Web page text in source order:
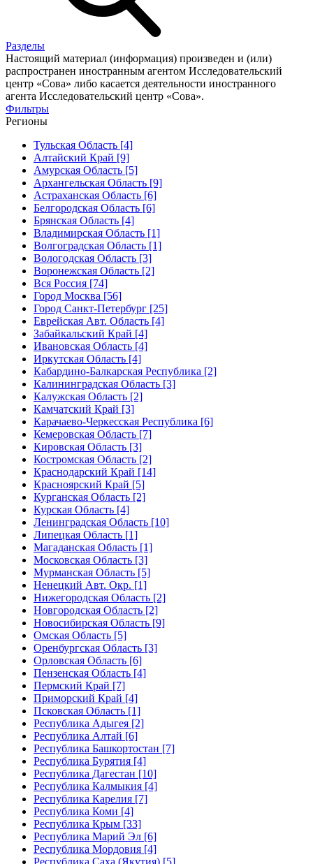
Разделы
Настоящий материал (информация) произведен и (или)
распространен иностранным агентом Исследовательский
центр «Сова» либо касается деятельности иностранного
агента Исследовательский центр «Сова».
Фильтры
Регионы
Тульская Область [4]
Алтайский Край [9]
Амурская Область [5]
Архангельская Область [9]
Астраханская Область [6]
Белгородская Область [6]
Брянская Область [4]
Владимирская Область [1]
Волгоградская Область [1]
Вологодская Область [3]
Воронежская Область [2]
Вся Россия [74]
Город Москва [56]
Город Санкт-Петербург [25]
Еврейская Авт. Область [4]
Забайкальский Край [4]
Ивановская Область [4]
Иркутская Область [4]
Кабардино-Балкарская Республика [2]
Калининградская Область [3]
Калужская Область [2]
Камчатский Край [3]
Карачаево-Черкесская Республика [6]
Кемеровская Область [7]
Кировская Область [3]
Костромская Область [2]
Краснодарский Край [14]
Красноярский Край [5]
Курганская Область [2]
Курская Область [4]
Ленинградская Область [10]
Липецкая Область [1]
Магаданская Область [1]
Московская Область [3]
Мурманская Область [5]
Ненецкий Авт. Окр. [1]
Нижегородская Область [2]
Новгородская Область [2]
Новосибирская Область [9]
Омская Область [5]
Оренбургская Область [3]
Орловская Область [6]
Пензенская Область [4]
Пермский Край [7]
Приморский Край [4]
Псковская Область [1]
Республика Адыгея [2]
Республика Алтай [6]
Республика Башкортостан [7]
Республика Бурятия [4]
Республика Дагестан [10]
Республика Калмыкия [4]
Республика Карелия [7]
Республика Коми [4]
Республика Крым [33]
Республика Марий Эл [6]
Республика Мордовия [4]
Республика Саха (Якутия) [5]